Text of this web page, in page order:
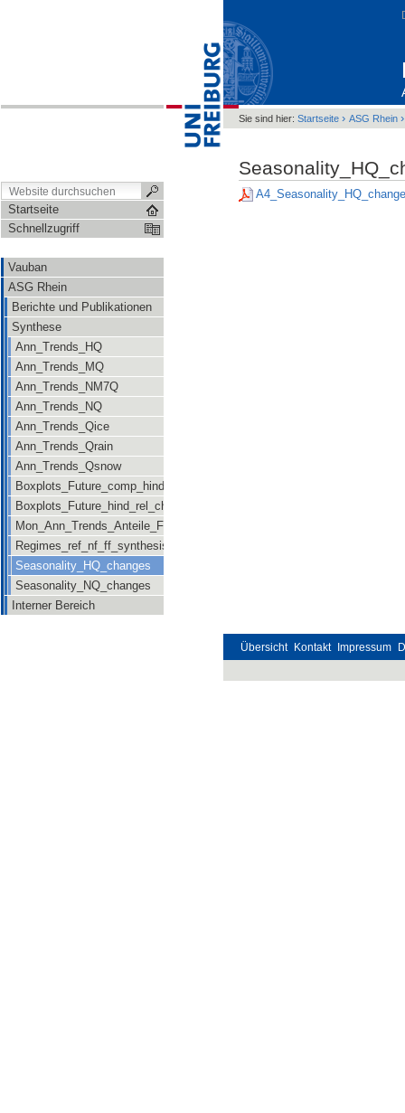
Startseite
Schnellzugriff
Vauban
ASG Rhein
Berichte und Publikationen
Synthese
Ann_Trends_HQ
Ann_Trends_MQ
Ann_Trends_NM7Q
Ann_Trends_NQ
Ann_Trends_Qice
Ann_Trends_Qrain
Ann_Trends_Qsnow
Boxplots_Future_comp_hind_rel_changes
Boxplots_Future_hind_rel_changes_newsig
Mon_Ann_Trends_Anteile_Future
Regimes_ref_nf_ff_synthesis
Seasonality_HQ_changes
Seasonality_NQ_changes
Interner Bereich
Sie sind hier: Startseite › ASG Rhein
Übersicht Kontakt Impressum